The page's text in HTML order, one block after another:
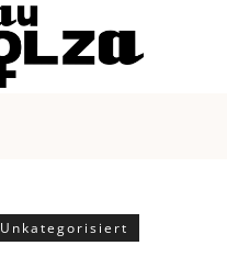
Unkategorisiert